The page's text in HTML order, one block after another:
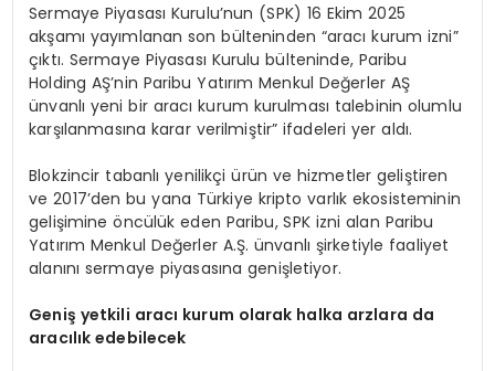
Sermaye Piyasası Kurulu’nun (SPK) 16 Ekim 2025
akşamı yayımlanan son bülteninden “aracı kurum izni”
çıktı. Sermaye Piyasası Kurulu bülteninde, Paribu
Holding AŞ’nin Paribu Yatırım Menkul Değerler AŞ
ünvanlı yeni bir aracı kurum kurulması talebinin olumlu
karşılanmasına karar verilmiştir” ifadeleri yer aldı.
Blokzincir tabanlı yenilikçi ürün ve hizmetler geliştiren
ve 2017’den bu yana Türkiye kripto varlık ekosisteminin
gelişimine öncülük eden Paribu, SPK izni alan Paribu
Yatırım Menkul Değerler A.Ş. ünvanlı şirketiyle faaliyet
alanını sermaye piyasasına genişletiyor.
Geniş yetkili aracı kurum olarak halka arzlara da
aracılık edebilecek